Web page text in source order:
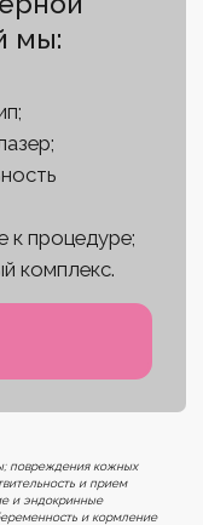
повреждения кожных
и прием
и эндокринные
и кормление